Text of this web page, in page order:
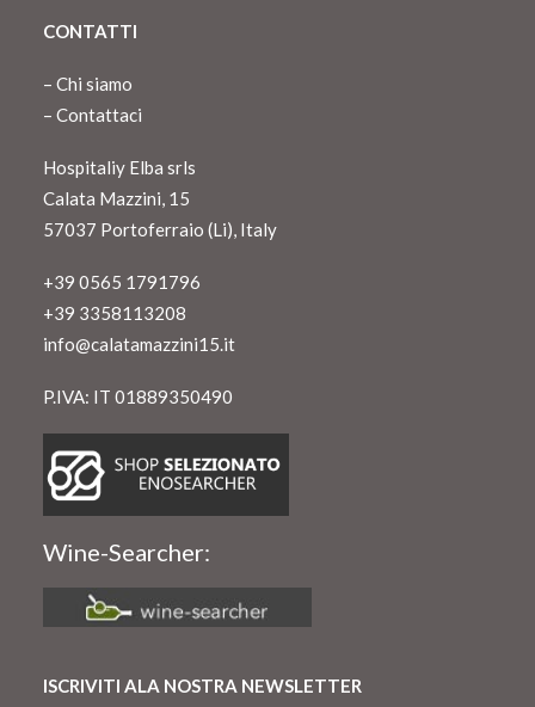
CONTATTI
– Chi siamo
– Contattaci
Hospitaliy Elba srls
Calata Mazzini, 15
57037 Portoferraio (Li), Italy
+39 0565 1791796
+39 3358113208
info@calatamazzini15.it
P.IVA: IT 01889350490
Wine-Searcher:
ISCRIVITI ALA NOSTRA NEWSLETTER